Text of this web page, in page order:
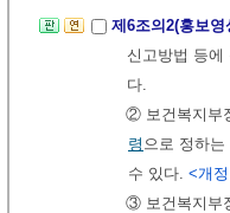
제6조의2(홍보
신고방법 등
다.
② 보건복지부
령 으로 정하
수 있다. <개
③ 보건복지부